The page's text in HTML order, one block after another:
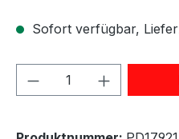
Sofort verfügbar,
Produkt Anzahl: